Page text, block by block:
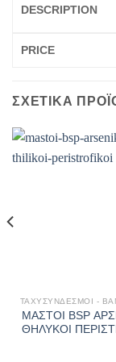
ΣΧΕΤΙΚΆ
ΜΑΣΤΟΙ BSP
ΘΗΛΥΚΟΙ